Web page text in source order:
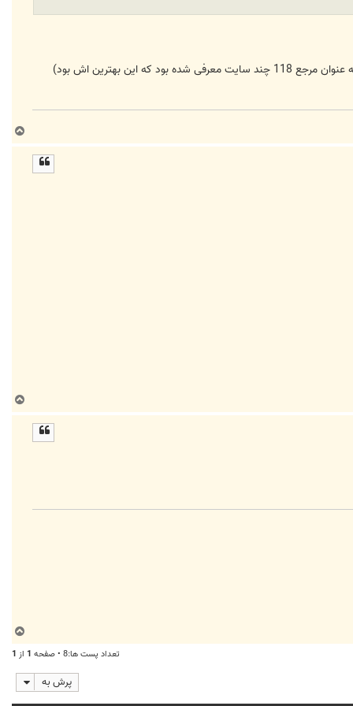
معمولا همه با نام میخوان شما با آدرس . . . به هرحال من همین سایت رو بلدم و فکر نمی کنم سایت دیگه ای باشه (چون به عنوان مرجع 118 چند سایت معرفی شده بود که این بهترین اش بود)
ا
ا
ا
تعداد پست ها:8 • صفحه 1 از 1
پرش به